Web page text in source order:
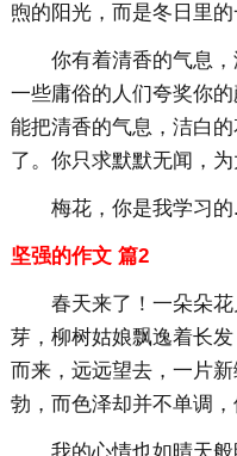
煦的阳光，而是冬日里
你有着清香的气息
一些庸俗的人们夸奖你
能把清香的气息，洁白
了。你只求默默无闻，
梅花，你是我学习
坚强的作文 篇2
春天来了！一朵朵
芽，柳树姑娘飘逸着长
而来，远远望去，一片
勃，而色泽却并不单调，